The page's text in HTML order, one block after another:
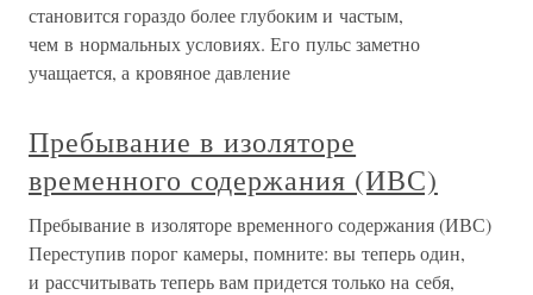
становится гораздо более глубоким и частым,
чем в нормальных условиях. Его пульс заметно
учащается, а кровяное давление
Пребывание в изоляторе
временного содержания (ИВС)
Пребывание в изоляторе временного содержания (ИВС)
Переступив порог камеры, помните: вы теперь один,
и рассчитывать теперь вам придется только на себя,